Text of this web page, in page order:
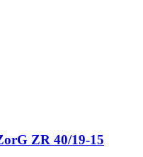
ZR 40/19-15